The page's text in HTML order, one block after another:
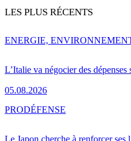
LES PLUS RÉCENTS
L’Italie va négocier des
05.08.2026
ENERGIE,
Le Japon cherche à renforcer ses
PRODÉFENSE